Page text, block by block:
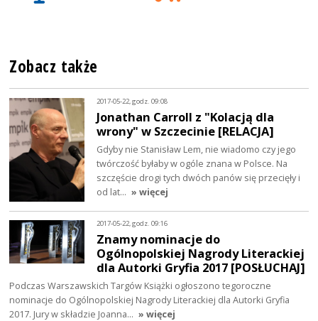
Zobacz także
2017-05-22, godz. 09:08
Jonathan Carroll z "Kolacją dla
wrony" w Szczecinie [RELACJA]
Gdyby nie Stanisław Lem, nie wiadomo czy jego
twórczość byłaby w ogóle znana w Polsce. Na
szczęście drogi tych dwóch panów się przecięły i
od lat… » więcej
2017-05-22, godz. 09:16
Znamy nominacje do
Ogólnopolskiej Nagrody Literackiej
dla Autorki Gryfia 2017 [POSŁUCHAJ]
Podczas Warszawskich Targów Książki ogłoszono tegoroczne
nominacje do Ogólnopolskiej Nagrody Literackiej dla Autorki Gryfia
2017. Jury w składzie Joanna… » więcej